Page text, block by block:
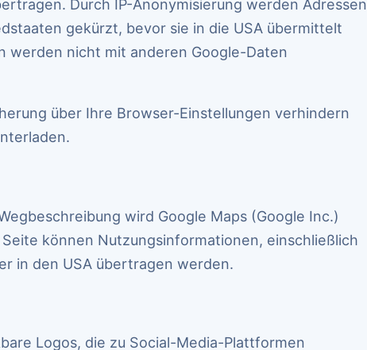
Durch IP-Anonymisierung werden Adressen
gekürzt, bevor sie in die USA übermittelt
werden nicht mit anderen Google-Daten
über Ihre Browser-Einstellungen verhindern
wird Google Maps (Google Inc.)
können Nutzungsinformationen, einschließlich
in den USA übertragen werden.
Logos, die zu Social-Media-Plattformen